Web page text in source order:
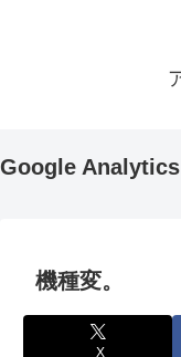
Google Analytics
機種変。
X